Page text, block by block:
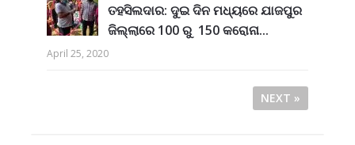
ତହସିଲଦାର: ଦୁଇ ଦିନ ମଧ୍ୟରେ ଯାଜପୁର
ଜିଲ୍ଲାରେ 100 ରୁ 150 କରୋନା...
April 25, 2020
NEXT »